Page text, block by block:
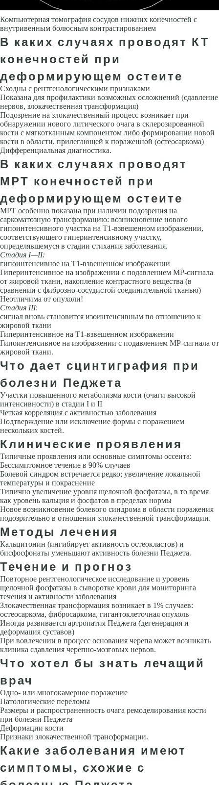
Компьютерная томография сосудов нижних конечностей с
внутривенным болюсным контрастированием
В каких случаях проводят КТ
конечностей при
деформирующем остеите
Сходны с рентгенологическими признаками
Показана для профилактики возможных осложнений (сдавление
нервов, злокачественная трансформация)
Подозрение на злокачественный процесс возникает при
обнаружении нового литического очага в склерозированной
кости с мягкотканным компонентом либо формировании новой
кости в области, прилегающей к пораженной (остеосаркома)
Дифференциальная диагностика.
В каких случаях проводят
МРТ конечностей при
деформирующем остеите
МРТ особенно показана при наличии подозрения на
саркоматозную трансформацию: возникновение нового
гипоинтенсивного участка на Т1-взвешенном изображении,
соответствующего гиперинтенсивному участку,
определявшемуся в стадии стихания заболевания.
Стадия I—II:
гипоинтенсивное на Т1-взвешенном изображении
Гиперинтенсивное на изображении с подавлением МР-сигнала
от жировой ткани, накопление контрастного вещества (в
сравнении с фиброзно-сосудистой соединительной тканью)
Неотличима от опухоли!
Стадия III:
сигнал вновь становится изоинтенсивным по отношению к
жировой ткани
Гиперинтенсивное на Т1-взвешенном изображении
Гипоинтенсивное на изображении с подавлением МР-сигнала от
жировой ткани.
Что дает сцинтиграфия при
болезни Педжета
Участки повышенного метаболизма кости (очаги высокой
интенсивности) в стадии I и II
Четкая корреляция с активностью заболевания
Подтверждение или исключение формы с поражением
нескольких костей.
Клинические проявления
Типичные проявления или основные симптомы оссеита:
Бессимптомное течение в 90% случаев
Болевой синдром встречается редко; увеличение локальной
температуры и покраснение
Типично увеличение уровня щелочной фосфатазы, в то время
как уровень кальция и фосфатов в пределах нормы
Новое возникновение болевого синдрома в области поражения
подозрительно в отношении злокачественной трансформации.
Методы лечения
Кальцитонин (ингибирует активность остеокластов) и
бисфосфонаты уменьшают активность болезни Педжета.
Течение и прогноз
Повторное рентгенологическое исследование и уровень
щелочной фосфатазы в сыворотке крови для мониторинга
течения и активности заболевания
Злокачественная трансформация возникает в 1% случаев:
остеосаркома, фибросаркома, гигантоклеточная опухоль
Иногда развивается артропатия Педжета (дегенерация и
деформация суставов)
При вовлечении в процесс основания черепа может возникать
клиника сдавления черепно-мозговых нервов.
Что хотел бы знать лечащий
врач
Одно- или многокамерное поражение
Патологические переломы
Размеры и распространенность очага ремоделирования кости
при болезни Педжета
Деформации кости
Признаки злокачественной трансформации.
Какие заболевания имеют
симптомы, схожие с